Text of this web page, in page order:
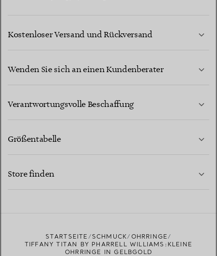
Kostenloser Versand und Rückversand
Wenden Sie sich an einen Kundenberater
Verantwortungsvolle Beschaffung
Größentabelle
Store finden
STARTSEITE SCHMUCK
OHRRINGE
TIFFANY TITAN BY PHARRELL WILLIAMS:KLEINE
OHRRINGE IN GELBGOLD